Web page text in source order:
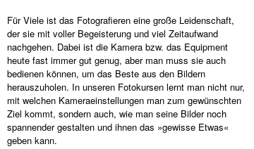
Für Viele ist das Fotografieren eine große Leidenschaft,
der sie mit voller Begeisterung und viel Zeitaufwand
nachgehen. Dabei ist die Kamera bzw. das Equipment
heute fast immer gut genug, aber man muss sie auch
bedienen können, um das Beste aus den Bildern
herauszuholen. In unseren Fotokursen lernt man nicht nur,
mit welchen Kameraeinstellungen man zum gewünschten
Ziel kommt, sondern auch, wie man seine Bilder noch
spannender gestalten und ihnen das »gewisse Etwas«
geben kann.